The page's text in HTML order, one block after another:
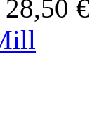
28,50 €